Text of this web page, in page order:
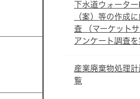
下水道ウォータ
（案）等の作成
査 （マーケット
アンケート調査
産業廃棄物処理
覧